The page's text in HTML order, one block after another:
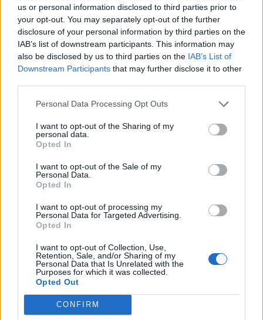
us or personal information disclosed to third parties prior to
your opt-out. You may separately opt-out of the further
disclosure of your personal information by third parties on the
IAB’s list of downstream participants. This information may
also be disclosed by us to third parties on the IAB’s List of
Downstream Participants that may further disclose it to other
Personal Data Processing Opt Outs
I want to opt-out of the Sharing of my
personal data.
Opted In
I want to opt-out of the Sale of my
Personal Data.
Opted In
I want to opt-out of processing my
Personal Data for Targeted Advertising.
Opted In
I want to opt-out of Collection, Use,
Retention, Sale, and/or Sharing of my
Personal Data that Is Unrelated with the
Purposes for which it was collected.
Opted Out
CONFIRM
προκληθεί αιμορραγία και να πρηστεί
το μάτι μου. Στα χρόνια της κοινής
μας ζωής έδειξε βιαιότητα ακόμα
στην κατάθεσή της.
Μετά το χτύπημα κάλεσε η ίδια την
αστυνομία και ο 40χρονος
συνελήφθη, ενώ η ίδια πήγε στο
Νοσοκομείο. Χθες ζήτησε την τιμωρία
του και εκείνος στην απολογία του
είπε πως δεν άντεξε την απόρριψη
ενώ είχαν συμφωνήσει να κάνουν
προσπάθεια επανασύνδεσης.